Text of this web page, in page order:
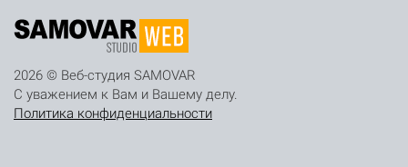
2026 © Веб-студия SAMOVAR
С уважением к Вам и Вашему делу.
Политика конфиденциальности